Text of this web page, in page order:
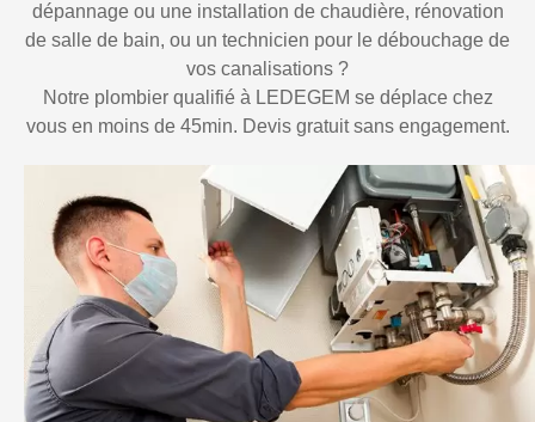
dépannage ou une installation de chaudière, rénovation
de salle de bain, ou un technicien pour le débouchage de
vos canalisations ?
Notre plombier qualifié à LEDEGEM se déplace chez
vous en moins de 45min. Devis gratuit sans engagement.